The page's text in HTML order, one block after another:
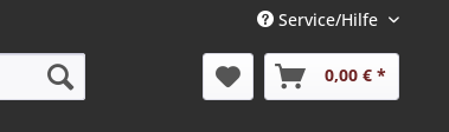
Service/Hilfe
0,00 € *